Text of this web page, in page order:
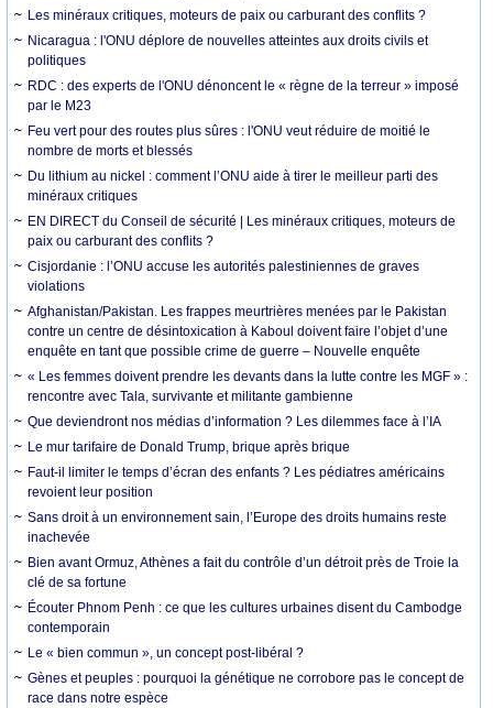
Les minéraux critiques, moteurs de paix ou carburant des conflits ?
Nicaragua : l'ONU déplore de nouvelles atteintes aux droits civils et
politiques
RDC : des experts de l'ONU dénoncent le « règne de la terreur » imposé
par le M23
Feu vert pour des routes plus sûres : l'ONU veut réduire de moitié le
nombre de morts et blessés
Du lithium au nickel : comment l’ONU aide à tirer le meilleur parti des
minéraux critiques
EN DIRECT du Conseil de sécurité | Les minéraux critiques, moteurs de
paix ou carburant des conflits ?
Cisjordanie : l’ONU accuse les autorités palestiniennes de graves
violations
Afghanistan/Pakistan. Les frappes meurtrières menées par le Pakistan
contre un centre de désintoxication à Kaboul doivent faire l’objet d’une
enquête en tant que possible crime de guerre – Nouvelle enquête
« Les femmes doivent prendre les devants dans la lutte contre les MGF » :
rencontre avec Tala, survivante et militante gambienne
Que deviendront nos médias d’information ? Les dilemmes face à l’IA
Le mur tarifaire de Donald Trump, brique après brique
Faut-il limiter le temps d’écran des enfants ? Les pédiatres américains
revoient leur position
Sans droit à un environnement sain, l’Europe des droits humains reste
inachevée
Bien avant Ormuz, Athènes a fait du contrôle d’un détroit près de Troie la
clé de sa fortune
Écouter Phnom Penh : ce que les cultures urbaines disent du Cambodge
contemporain
Le « bien commun », un concept post-libéral ?
Gènes et peuples : pourquoi la génétique ne corrobore pas le concept de
race dans notre espèce